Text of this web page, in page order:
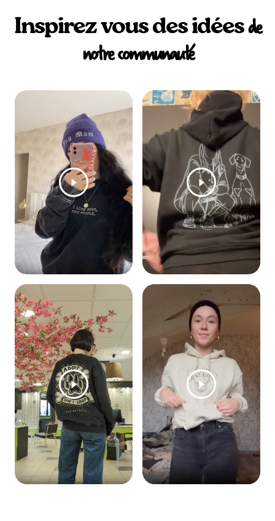
Inspirez vous des idéesde
notre communauté